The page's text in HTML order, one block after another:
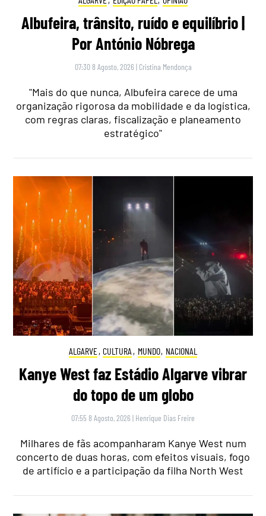
Albufeira, trânsito, ruído e equilíbrio |
Por António Nóbrega
07:30 8 Agosto, 2026 | Cristina Mendonça
"Mais do que nunca, Albufeira carece de uma
organização rigorosa da mobilidade e da logística,
com regras claras, fiscalização e planeamento
estratégico"
ALGARVE, CULTURA , MUNDO, NACIONAL
Kanye West faz Estádio Algarve vibrar
do topo de um globo
07:55 8 Agosto, 2026 | Henrique Dias Freire
Milhares de fãs acompanharam Kanye West num
concerto de duas horas, com efeitos visuais, fogo
de artifício e a participação da filha North West